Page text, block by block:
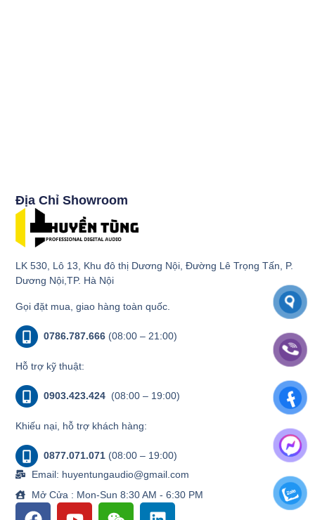
Địa Chỉ Showroom
LK 530, Lô 13, Khu đô thị Dương Nội, Đường Lê Trọng Tấn, P.
Dương Nội,TP. Hà Nội
Gọi đặt mua, giao hàng toàn quốc.
0786.787.666 (08:00 – 21:00)
Hỗ trợ kỹ thuật:
0903.423.424 (08:00 – 19:00)
Khiếu nại, hỗ trợ khách hàng:
0877.071.071 (08:00 – 19:00)
Email: huyentungaudio@gmail.com
Mở Cửa : Mon-Sun 8:30 AM - 6:30 PM